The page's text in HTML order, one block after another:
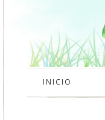
INICIO